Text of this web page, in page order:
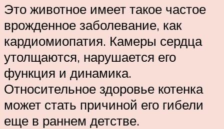
Это животное имеет такое частое
врожденное заболевание, как
кардиомиопатия. Камеры сердца
утолщаются, нарушается его
функция и динамика.
Относительное здоровье котенка
может стать причиной его гибели
еще в раннем детстве.